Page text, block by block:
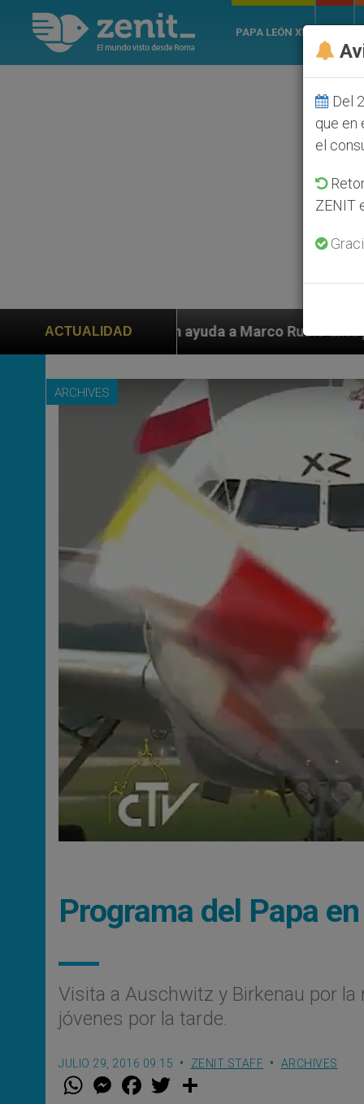
PAPA LEÓN XIV
ACTUALIDAD
a Marco Rubio ante persecución de colonos
ARCHIVES
Programa del Papa
Visita a Auschwitz y Birkenau por
jóvenes por la tarde.
JULIO 29, 2016 09:15 ZENIT STAFF ARCHIVES
W M
e
F
a w
Del
que en
el
ZENIT